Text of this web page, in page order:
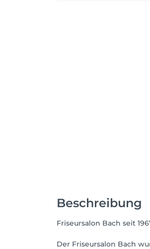
Beschreibung
Friseursalon Bach seit
Der Friseursalon Bach